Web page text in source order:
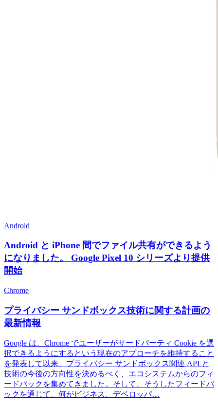
Android
Android と iPhone 間でファイル共有ができるよう
になりました。 Google Pixel 10 シリーズより提供
開始
Chrome
プライバシー サンドボックス技術に関する計画の
最新情報
Google は、Chrome でユーザーがサードパーティ Cookie を選
択できるようにするという現在のアプローチを維持すること
を発表して以来、プライバシー サンドボックス関連 API と
技術の今後の方向性を決めるべく、エコシステムからのフィ
ードバックを集めてきました。そして、そうしたフィードバ
ックを通じて、何がビジネス、デベロッパ…